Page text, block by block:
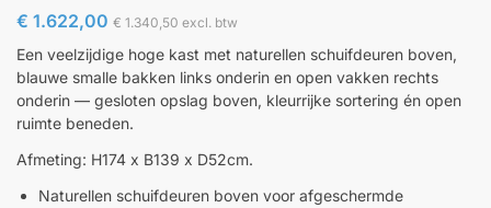
€ 1.622,00 € 1.340,50 excl. btw
Een veelzijdige hoge kast met naturellen schuifdeuren boven,
blauwe smalle bakken links onderin en open vakken rechts
onderin — gesloten opslag boven, kleurrijke sortering én open
ruimte beneden.
Afmeting: H174 x B139 x D52cm.
Naturellen schuifdeuren boven voor afgeschermde